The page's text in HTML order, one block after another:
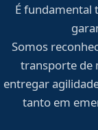
É fundamental
Somos
transporte de
entregar
tanto em